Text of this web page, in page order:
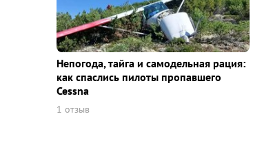
Непогода, тайга и самодельная рация:
как спаслись пилоты пропавшего
Cessna
1 отзыв